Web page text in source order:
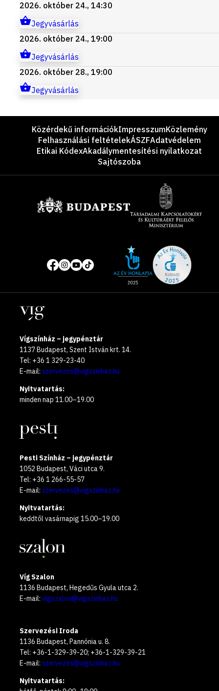
2026. október 24., 14:30
Jegyvásárlás
2026. október 24., 19:00
Jegyvásárlás
2026. október 28., 19:00
Jegyvásárlás
LáblécKözérdekű információkImpresszumKözlemény
Felhasználási feltételekÁSZFAdatvédelem
Etikai KódexAkadálymentesítési nyilatkozat
Sajtószoba
Közösségi
média
oldalak
of
year
Helyszínek
Vígszínház – jegypénztár
1137 Budapest, Szent István krt. 14.
Tel: +36 1 329-23-40
E-mail: szervezes@vigszinhaz.hu
Nyitvatartás:
minden nap 11.00–19.00
Pesti Színház – jegypénztár
1052 Budapest, Váci utca 9.
Tel: +36 1 266-55-57
E-mail: szervezes@vigszinhaz.hu
Nyitvatartás:
keddtől vasárnapig 15.00–19.00
Víg Szalon
1136 Budapest, Hegedűs Gyula utca 2.
E-mail: vigszalon@vigszinhaz.hu
Szervezési Iroda
1136 Budapest, Pannónia u. 8.
Tel: +36-1-329-39-20; +36-1-329-39-21
E-mail: szervezes@vigszinhaz.hu
Nyitvatartás: